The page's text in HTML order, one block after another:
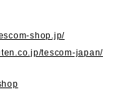
shop.jp/
tescom-japan/